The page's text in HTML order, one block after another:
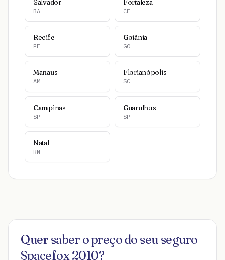
Salvador
BA
Fortaleza
CE
Recife
PE
Goiânia
GO
Manaus
AM
Florianópolis
SC
Campinas
SP
Guarulhos
SP
Natal
RN
Quer saber o preço do seu seguro
Spacefox 2010?